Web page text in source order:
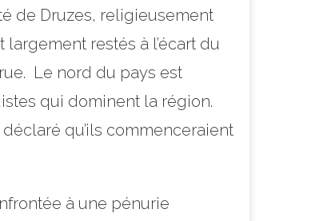
de Druzes, religieusement
restés à l’écart du
Le nord du pays est
qui dominent la région.
qu’ils commenceraient
à une pénurie